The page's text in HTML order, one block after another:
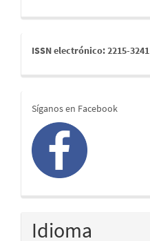
issn
ISSN electrónico: 2215-3241
redes
Síganos en Facebook
Idioma